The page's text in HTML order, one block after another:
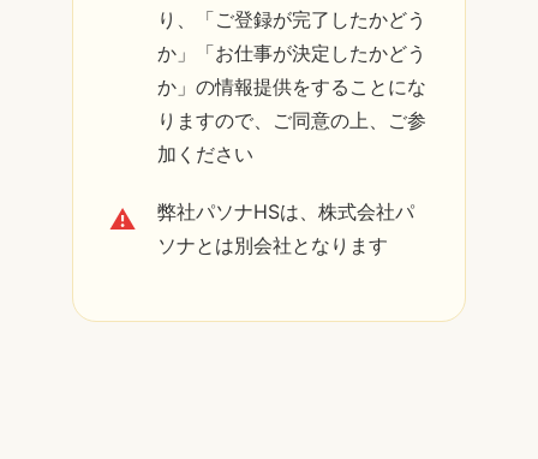
り、「ご登録が完了したかどう
か」「お仕事が決定したかどう
か」の情報提供をすることにな
りますので、ご同意の上、ご参
加ください
弊社パソナHSは、株式会社パ
ソナとは別会社となります